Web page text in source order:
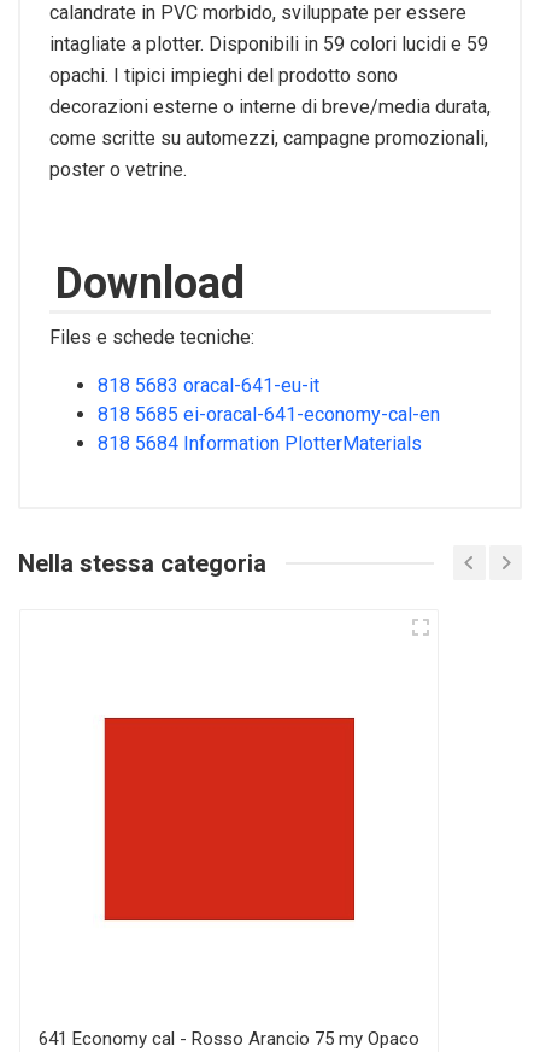
calandrate in PVC morbido, sviluppate per essere
intagliate a plotter. Disponibili in 59 colori lucidi e 59
opachi. I tipici impieghi del prodotto sono
decorazioni esterne o interne di breve/media durata,
come scritte su automezzi, campagne promozionali,
poster o vetrine.
Download
Files e schede tecniche:
818 5683 oracal-641-eu-it
818 5685 ei-oracal-641-economy-cal-en
818 5684 Information PlotterMaterials
Nella stessa categoria
641 Economy cal - Rosso Arancio 75 my Opaco